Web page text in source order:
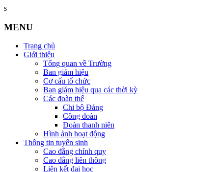
s
MENU
Trang chủ
Giới thiệu
Tổng quan về Trường
Ban giám hiệu
Cơ cấu tổ chức
Ban giám hiệu qua các thời kỳ
Các đoàn thể
Chi bộ Đảng
Công đoàn
Đoàn thanh niên
Hình ảnh hoạt động
Thông tin tuyển sinh
Cao đẳng chính quy
Cao đẳng liên thông
Liên kết đại học